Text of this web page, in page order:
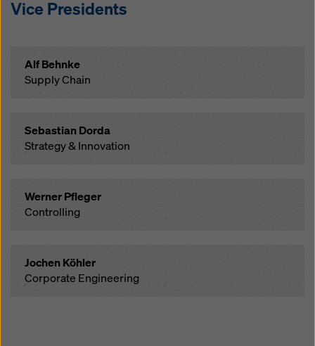
Vice Presidents
Alf Behnke
Supply Chain
Sebastian Dorda
Strategy & Innovation
Werner Pfleger
Controlling
Jochen Köhler
Corporate Engineering